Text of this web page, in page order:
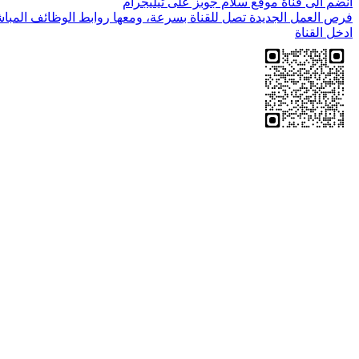
فرص العمل الجديدة تصل للقناة بسرعة، ومعها روابط الوظائف
ادخل القناة